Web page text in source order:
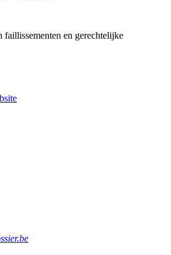
faillissementen en gerechtelijke